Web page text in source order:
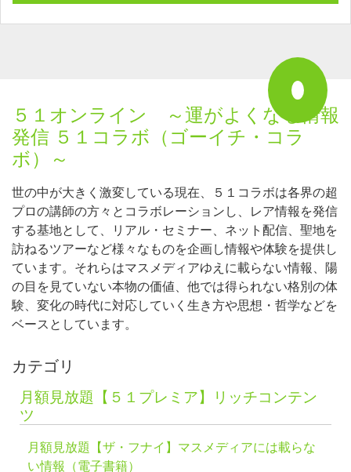
５１オンライン ～運がよくなる情報
発信 ５１コラボ（ゴーイチ・コラ
ボ）～
世の中が大きく激変している現在、５１コラボは各界の超
プロの講師の方々とコラボレーションし、レア情報を発信
する基地として、リアル・セミナー、ネット配信、聖地を
訪ねるツアーなど様々なものを企画し情報や体験を提供し
ています。それらはマスメディアゆえに載らない情報、陽
の目を見ていない本物の価値、他では得られない格別の体
験、変化の時代に対応していく生き方や思想・哲学などを
ベースとしています。
カテゴリ
月額見放題【５１プレミア】リッチコンテン
ツ
月額見放題【ザ・フナイ】マスメディアには載らな
い情報（電子書籍）